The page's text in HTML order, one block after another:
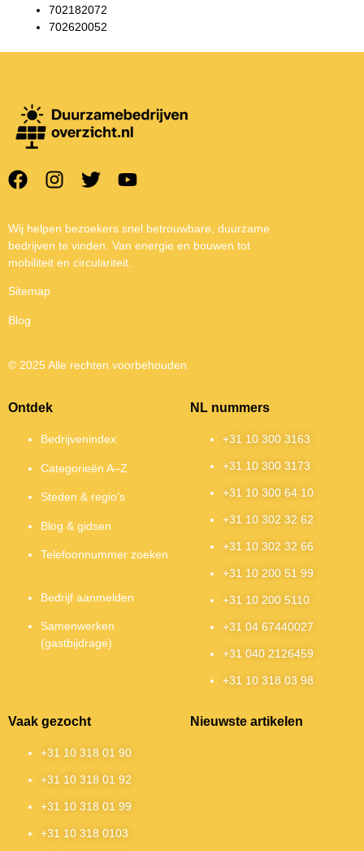
702182072
702620052
Wij helpen bezoekers snel betrouwbare, duurzame
bedrijven te vinden. Van energie en bouwen tot
mobiliteit en circulariteit.
Sitemap
Blog
© 2025 Alle rechten voorbehouden
Ontdek
Bedrijvenindex
Categorieën A–Z
Steden & regio’s
Blog & gidsen
Telefoonnummer zoeken
Bedrijf aanmelden
Samenwerken
(gastbijdrage)
NL nummers
+31 10 300 3163
+31 10 300 3173
+31 10 300 64 10
+31 10 302 32 62
+31 10 302 32 66
+31 10 200 51 99
+31 10 200 5110
+31 04 67440027
+31 040 2126459
+31 10 318 03 98
Vaak gezocht
+31 10 318 01 90
+31 10 318 01 92
+31 10 318 01 99
+31 10 318 0103
Nieuwste artikelen